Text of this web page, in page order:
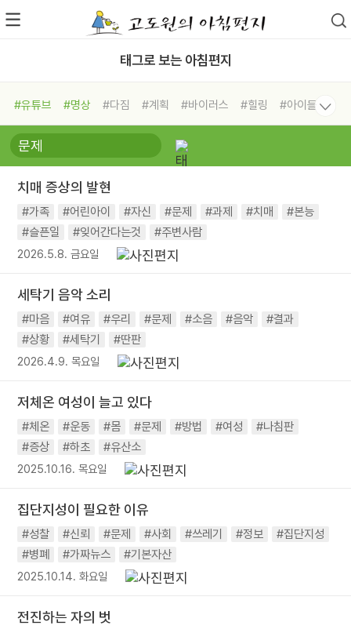
태그로 보는 아침편지
#유튜브 #명상 #다짐 #계획 #바이러스 #힐링
#아이들
#비전캠프
#독서캠프 #삶
#희망
#나눔 #친구 #링컨학교
#독서
#건강 #면역력
치매 증상의 발현
#가족 #어린아이 #자신 #문제 #과제 #치매
#본능
#슬픈일
#잊어간다는것 #주변사람
2026.5.8. 금요일
세탁기 음악 소리
#마음 #여유 #우리 #문제 #소음 #음악
#결과
#상황
#세탁기 #딴판
2026.4.9. 목요일
저체온 여성이 늘고 있다
#체온 #운동 #몸 #문제 #방법 #여성
#나침판
#증상
#하초 #유산소
2025.10.16. 목요일
집단지성이 필요한 이유
#성찰 #신뢰 #문제 #사회 #쓰레기 #정보
#집단지성
#병폐
#가짜뉴스 #기본자산
2025.10.14. 화요일
전진하는 자의 벗